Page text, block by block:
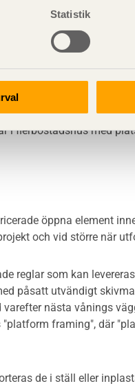
Statistik
i flerbostadshus med
öppna element
och vid större när
reglar som kan
påsatt utvändigt
nästa vånings
framing", där
de i ställ eller